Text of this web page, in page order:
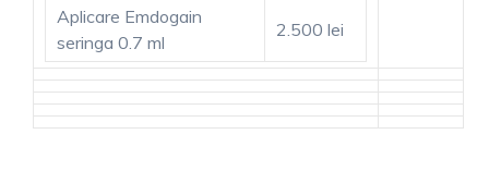
Aplicare Emdogain
seringa 0.7 ml
2.500 lei